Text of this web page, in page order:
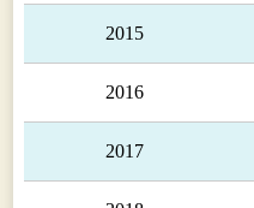
中国における関係
ております。また、
櫻機械製造有限公司
部製作の自動車部品
2015
2016
2017